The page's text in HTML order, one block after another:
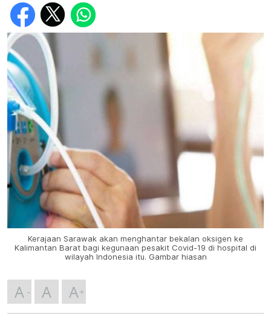
Kerajaan Sarawak akan menghantar bekalan oksigen ke
Kalimantan Barat bagi kegunaan pesakit Covid-19 di hospital di
wilayah Indonesia itu. Gambar hiasan
A A A